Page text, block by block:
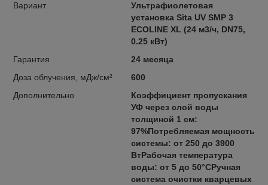
Вариант
Ультрафиолетовая
установка Sita UV SMP 3
ECOLINE XL (24 м3/ч, DN75,
0.25 кВт)
Гарантия
24 месяца
Доза облучения, мДж/см²
600
Дополнительно
Коэффициент пропускания
УФ через слой воды
толщиной 1 см:
97%Потребляемая мощность
системы: от 250 до 3900
ВтРабочая температура
воды: от 5 до 50°CРучная
система очистки кварцевых